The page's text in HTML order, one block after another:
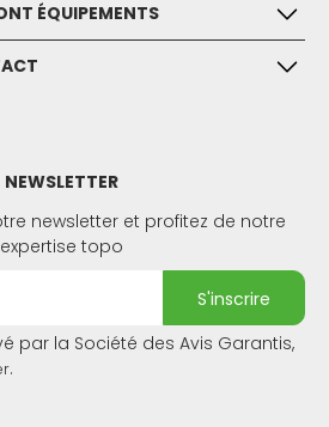
ÉQUIPEMENTS
NEWSLETTER
newsletter et profitez de notre
expertise topo
s'inscrire
par la Société des Avis Garantis,
.